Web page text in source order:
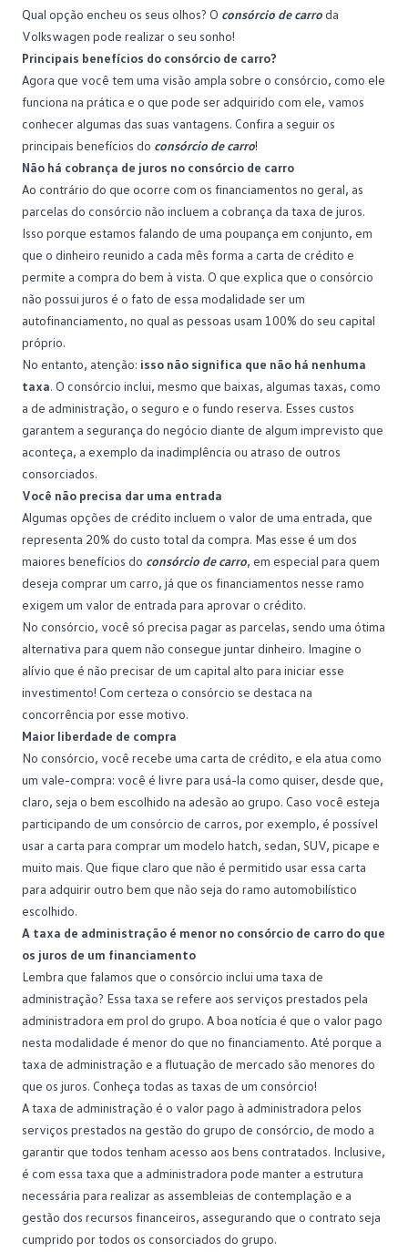
Qual opção encheu os seus olhos? O consórcio de carroda
Volkswagen pode realizar o seu sonho!
Principais benefícios do consórcio de carro?
Agora que você tem uma visão ampla sobre o consórcio, como ele
funciona na prática e o que pode ser adquirido com ele, vamos
conhecer algumas das suas vantagens. Confira a seguir os
principais benefícios do consórcio de carro!
Não há cobrança de juros no consórcio de carro
Ao contrário do que ocorre com os financiamentos no geral, as
parcelas do consórcio não incluem a cobrança da taxa de juros.
Isso porque estamos falando de uma poupança em conjunto, em
que o dinheiro reunido a cada mês forma a carta de crédito e
permite a compra do bem à vista. O que explica que o consórcio
não possui juros é o fato de essa modalidade ser um
autofinanciamento, no qual as pessoas usam 100% do seu capital
próprio.
No entanto, atenção: isso não significa que não há nenhuma
taxa. O consórcio inclui, mesmo que baixas, algumas taxas, como
a de administração, o seguro e o fundo reserva. Esses custos
garantem a segurança do negócio diante de algum imprevisto que
aconteça, a exemplo da inadimplência ou atraso de outros
consorciados.
Você não precisa dar uma entrada
Algumas opções de crédito incluem o valor de uma entrada, que
representa 20% do custo total da compra. Mas esse é um dos
maiores benefícios do consórcio de carro, em especial para quem
deseja comprar um carro, já que os financiamentos nesse ramo
exigem um valor de entrada para aprovar o crédito.
No consórcio, você só precisa pagar as parcelas, sendo uma ótima
alternativa para quem não consegue juntar dinheiro. Imagine o
alívio que é não precisar de um capital alto para iniciar esse
investimento! Com certeza o consórcio se destaca na
concorrência por esse motivo.
Maior liberdade de compra
No consórcio, você recebe uma carta de crédito, e ela atua como
um vale-compra: você é livre para usá-la como quiser, desde que,
claro, seja o bem escolhido na adesão ao grupo. Caso você esteja
participando de um consórcio de carros, por exemplo, é possível
usar a carta para comprar um modelo hatch, sedan, SUV, picape e
muito mais. Que fique claro que não é permitido usar essa carta
para adquirir outro bem que não seja do ramo automobilístico
escolhido.
A taxa de administração é menor no consórcio de carro do que
os juros de um financiamento
Lembra que falamos que o consórcio inclui uma taxa de
administração? Essa taxa se refere aos serviços prestados pela
administradora em prol do grupo. A boa notícia é que o valor pago
nesta modalidade é menor do que no financiamento. Até porque a
taxa de administração e a flutuação de mercado são menores do
que os juros. Conheça todas as taxas de um consórcio!
A taxa de administração é o valor pago à administradora pelos
serviços prestados na gestão do grupo de consórcio, de modo a
garantir que todos tenham acesso aos bens contratados. Inclusive,
é com essa taxa que a administradora pode manter a estrutura
necessária para realizar as assembleias de contemplação e a
gestão dos recursos financeiros, assegurando que o contrato seja
cumprido por todos os consorciados do grupo.